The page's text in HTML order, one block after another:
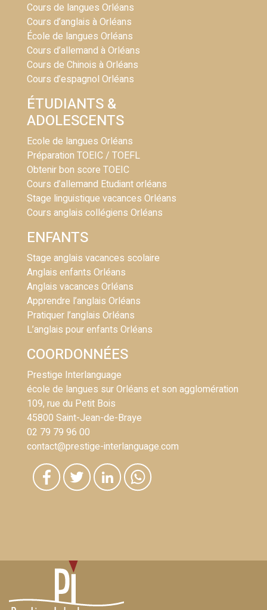
Cours de langues Orléans
Cours d’anglais à Orléans
École de langues Orléans
Cours d’allemand à Orléans
Cours de Chinois à Orléans
Cours d’espagnol Orléans
ÉTUDIANTS &
ADOLESCENTS
Ecole de langues Orléans
Préparation TOEIC / TOEFL
Obtenir bon score TOEIC
Cours d’allemand Etudiant orléans
Stage linguistique vacances Orléans
Cours anglais collégiens Orléans
ENFANTS
Stage anglais vacances scolaire
Anglais enfants Orléans
Anglais vacances Orléans
Apprendre l’anglais Orléans
Pratiquer l’anglais Orléans
L’anglais pour enfants Orléans
COORDONNÉES
Prestige Interlanguage
école de langues sur Orléans et son agglomération
109, rue du Petit Bois
45800 Saint-Jean-de-Braye
02 79 79 96 00
contact@prestige-interlanguage.com